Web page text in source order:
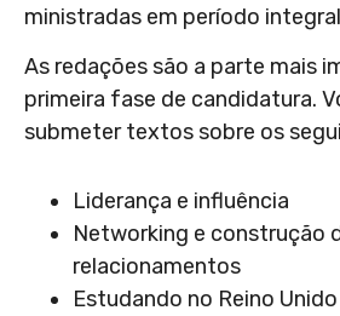
ministradas em período
As redações são a parte mais
primeira fase de candidatura.
submeter textos sobre os
Liderança e influência
Networking e construção
relacionamentos
Estudando no Reino Unido